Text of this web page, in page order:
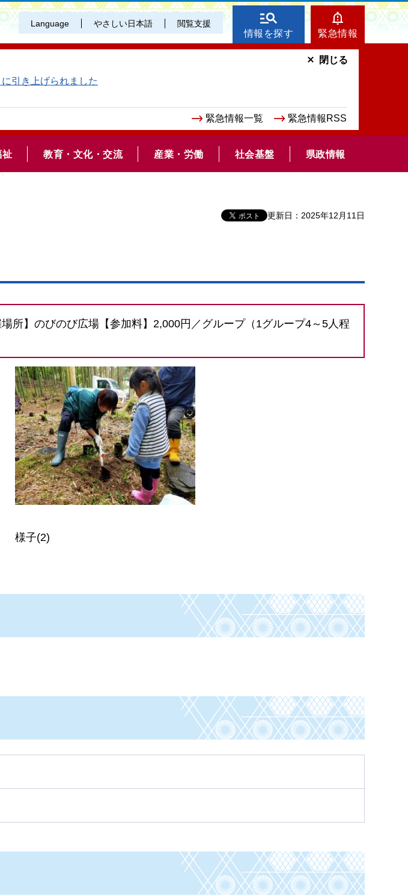
Language やさしい日本語 閲覧支援
情報を探す 緊急情報
引き上げられました
緊急情報一覧 緊急情報RSS
閉じる
祉 教育・文化・交流 産業・労働 社会基盤 県政情報
更新日：2025年12月11日
所】のびのび広場【参加料】2,000円／グループ（1グループ4～5人程
様子(2)